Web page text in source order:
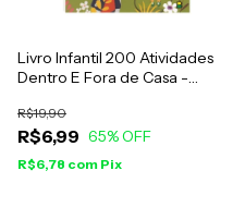
Livro Infantil 200 Atividades
Dentro E Fora de Casa -
Barbosa
R$6,99
R$19,90
65% OFF
R$6,78 com Pix